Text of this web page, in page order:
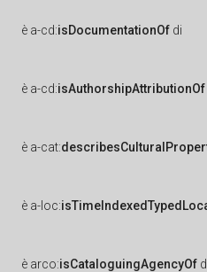
è a-cd:isDocumentationOf di
è a-cd:isAuthorshipAttributionOf
è a-cat:
è a-loc:
è arco:isCataloguingAgencyOf